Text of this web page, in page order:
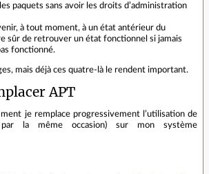
paquets sans avoir les droits d’administration
à tout moment, à un état antérieur du
sûr de retrouver un état fonctionnel si jamais
fonctionné.
mais déjà ces quatre‑là le rendent important.
APT
je remplace progressivement l’utilisation de
la même occasion) sur mon système